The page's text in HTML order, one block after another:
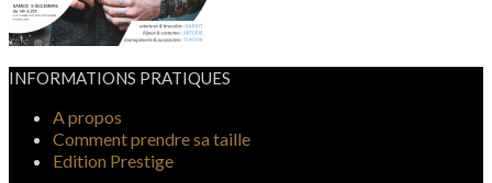
INFORMATIONS PRATIQUES
A propos
Comment prendre sa taille
Edition Prestige